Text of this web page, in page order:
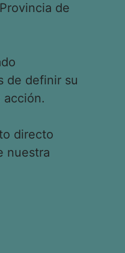
de
de definir su
acción.
directo
nuestra